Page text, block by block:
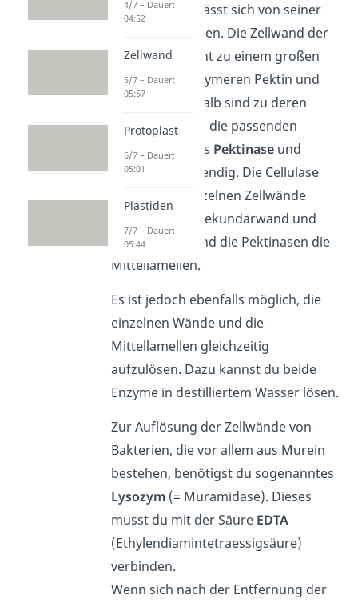
Ein Protoplast lässt sich von seiner
Zellwand isolieren. Die Zellwand der
Pflanzen besteht zu einem großen
Teil aus den Polymeren Pektin und
Cellulose. Deshalb sind zu deren
Auflösung auch die passenden
Enzyme namens Pektinase und
Cellulase
notwendig. Die Cellulase
verdaut die einzelnen Zellwände
(Primärwand, Sekundärwand und
Tertiärwand) und die Pektinasen die
Mittellamellen.
Es ist jedoch ebenfalls möglich, die
einzelnen Wände und die
Mittellamellen gleichzeitig
aufzulösen. Dazu kannst du beide
Enzyme in destilliertem Wasser lösen.
Zur Auflösung der Zellwände von
Bakterien, die vor allem aus Murein
bestehen, benötigst du sogenanntes
Lysozym (= Muramidase). Dieses
musst du mit der Säure EDTA
(Ethylendiamintetraessigsäure)
verbinden.
Wenn sich nach der Entfernung der
4/7 – Dauer:
04:52
Zellwand
5/7 – Dauer:
05:57
Protoplast
6/7 – Dauer:
05:01
Plastiden
7/7 – Dauer:
05:44